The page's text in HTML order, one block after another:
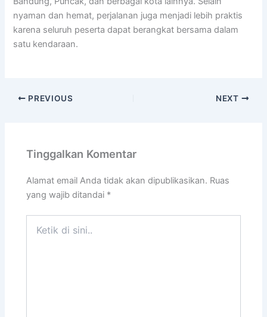
nyaman dan hemat, perjalanan juga menjadi lebih praktis
karena seluruh peserta dapat berangkat bersama dalam
satu kendaraan.
PREVIOUS NEXT
Tinggalkan Komentar
Alamat email Anda tidak akan dipublikasikan. Ruas
yang wajib ditandai *